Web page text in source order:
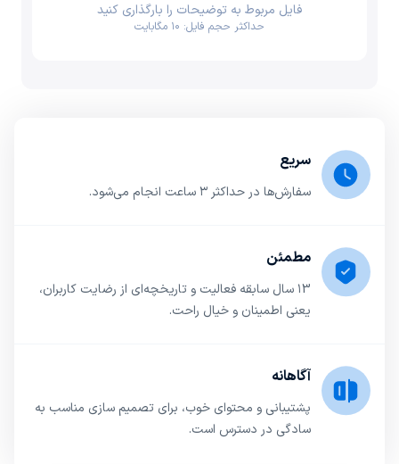
فایل مربوط به توضیحات را بارگذاری کنید
حداکثر حجم فایل: ۱۰ مگابایت
سریع
سفارش‌ها در حداکثر ۳ ساعت انجام می‌شود.
مطمئن
۱3 سال سابقه فعالیت و تاریخچه‌ای از رضایت کاربران،
یعنی اطمینان و خیال راحت.
آگاهانه
پشتیبانی و محتوای خوب، برای تصمیم سازی مناسب به
سادگی در دسترس است.